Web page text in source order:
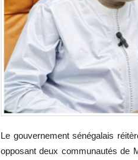
Le gouvernement sénégalais
opposant deux communautés de